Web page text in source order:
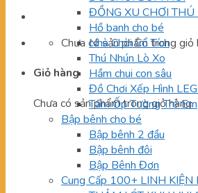
Chưa có sản phẩm trong giỏ
Giỏ hàng
Chưa có sản phẩm trong giỏ hàng.
ĐỒNG XU CHƠI
Hồ banh cho bé
Nhà Chòi Cổ Tích
Thú Nhún Lò Xo
Hầm chui con sâu
Đồ Chơi Xếp Hình
Tấm Ốp Tường Trẻ Em
Bập bênh cho bé
Bập bênh 2 đầu
Bập bênh đôi
Bập Bênh Đơn
Cung Cấp 100+ LINH